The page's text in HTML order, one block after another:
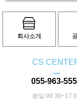
회사소개
CS
ㅡ
055-963-
평일